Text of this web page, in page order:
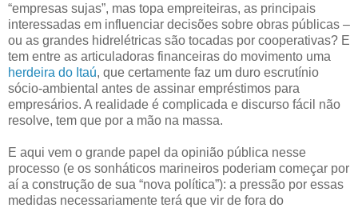
“empresas sujas”, mas topa empreiteiras, as principais
interessadas em influenciar decisões sobre obras públicas –
ou as grandes hidrelétricas são tocadas por cooperativas? E
tem entre as articuladoras financeiras do movimento uma
herdeira do Itaú, que certamente faz um duro escrutínio
sócio-ambiental antes de assinar empréstimos para
empresários. A realidade é complicada e discurso fácil não
resolve, tem que por a mão na massa.
E aqui vem o grande papel da opinião pública nesse
processo (e os sonháticos marineiros poderiam começar por
aí a construção de sua “nova política”): a pressão por essas
medidas necessariamente terá que vir de fora do